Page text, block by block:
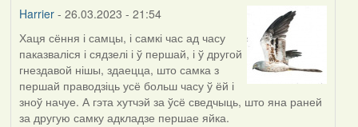
Harrier- 26.03.2023 - 21:54
Хаця сёння і самцы, і самкі час ад часу
паказваліся і сядзелі і ў першай, і ў другой
гнездавой нішы, здаецца, што самка з
першай праводзіць усё больш часу ў ёй і
зноў начуе. А гэта хутчэй за ўсё сведчыць, што яна раней
за другую самку адкладзе першае яйка.